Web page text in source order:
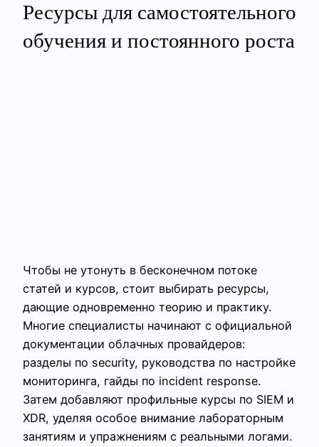
Ресурсы для самостоятельного
обучения и постоянного роста
Чтобы не утонуть в бесконечном потоке
статей и курсов, стоит выбирать ресурсы,
дающие одновременно теорию и практику.
Многие специалисты начинают с официальной
документации облачных провайдеров:
разделы по security, руководства по настройке
мониторинга, гайды по incident response.
Затем добавляют профильные курсы по SIEM и
XDR, уделяя особое внимание лабораторным
занятиям и упражнениям с реальными логами.